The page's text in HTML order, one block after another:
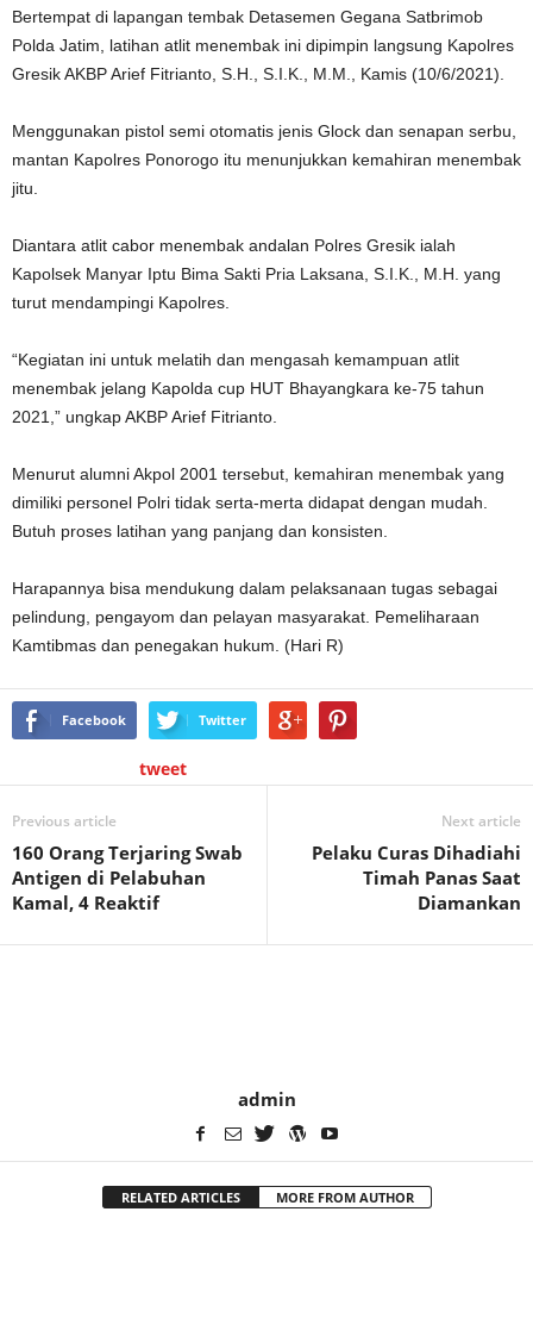
Bertempat di lapangan tembak Detasemen Gegana Satbrimob
Polda Jatim, latihan atlit menembak ini dipimpin langsung Kapolres
Gresik AKBP Arief Fitrianto, S.H., S.I.K., M.M., Kamis (10/6/2021).
Menggunakan pistol semi otomatis jenis Glock dan senapan serbu,
mantan Kapolres Ponorogo itu menunjukkan kemahiran menembak
jitu.
Diantara atlit cabor menembak andalan Polres Gresik ialah
Kapolsek Manyar Iptu Bima Sakti Pria Laksana, S.I.K., M.H. yang
turut mendampingi Kapolres.
“Kegiatan ini untuk melatih dan mengasah kemampuan atlit
menembak jelang Kapolda cup HUT Bhayangkara ke-75 tahun
2021,” ungkap AKBP Arief Fitrianto.
Menurut alumni Akpol 2001 tersebut, kemahiran menembak yang
dimiliki personel Polri tidak serta-merta didapat dengan mudah.
Butuh proses latihan yang panjang dan konsisten.
Harapannya bisa mendukung dalam pelaksanaan tugas sebagai
pelindung, pengayom dan pelayan masyarakat. Pemeliharaan
Kamtibmas dan penegakan hukum. (Hari R)
Facebook Twitter
tweet
Previous article
160 Orang Terjaring Swab
Antigen di Pelabuhan
Kamal, 4 Reaktif
Next article
Pelaku Curas Dihadiahi
Timah Panas Saat
Diamankan
admin
RELATED ARTICLES MORE FROM AUTHOR